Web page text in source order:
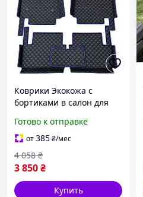
Коврики Экокожа с
бортиками в салон для
ухом между сидений /
Рено Трафик коврики
Готово к отправке
от385₴/мес
3 850₴
4 058 ₴
Купить